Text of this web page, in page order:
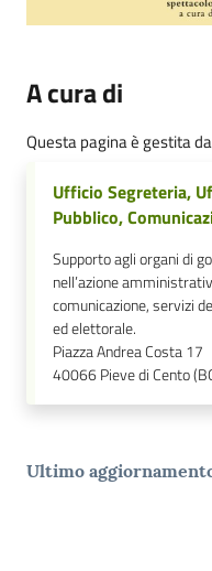
A cura di
Questa pagina è gestita da
Ufficio Segreteria,
Pubblico,
Supporto agli organi di
nell’azione
comunicazione, servizi
ed elettorale.
Piazza Andrea Costa 17
40066Pieve di Cento
Ultimo